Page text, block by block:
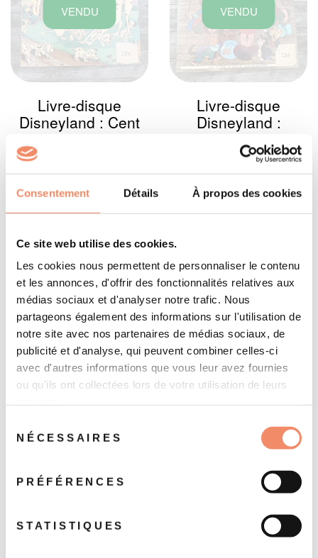
Consentement Détails À propos des cookies
Ce site web utilise des cookies.
Les cookies nous permettent de personnaliser le contenu
et les annonces, d'offrir des fonctionnalités relatives aux
médias sociaux et d'analyser notre trafic. Nous
partageons également des informations sur l'utilisation de
notre site avec nos partenaires de médias sociaux, de
publicité et d'analyse, qui peuvent combiner celles-ci
avec d'autres informations que vous leur avez fournies
ou qu'ils ont collectées lors de votre utilisation de leurs
NÉCESSAIRES
PRÉFÉRENCES
STATISTIQUES
VENDU
Livre-disque
Disneyland : Cent
un dalmatiens
VENDU
Livre-disque
Disneyland :
Pinocchio
6 €
VENDU
Livre-disque
Disneyland : Mary
Poppins
Clochette en laiton
moulin à vent
25 €